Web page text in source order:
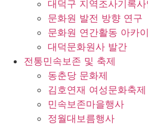
대덕구 지역조사기록사
문화원 발전 방향 연구
문화원 연간활동 아카
대덕문화원사 발간
전통민속보존 및 축제
동춘당 문화제
김호연재 여성문화축제
민속보존마을행사
정월대보름행사